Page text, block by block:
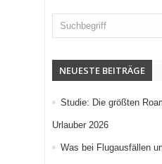
NEUESTE BEITRÄGE
Studie: Die größten
Urlauber 2026
Was bei Flugausfällen